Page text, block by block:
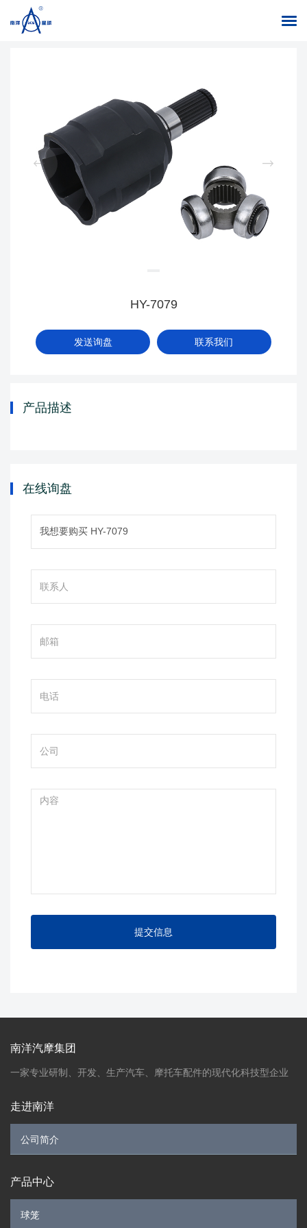
首页/产品中心 返回列表
HY-7079
发送询盘 联系我们
产品描述
在线询盘
南洋汽摩集团
一家专业研制、开发、生产汽车、摩托车配件的现代化科技型企业
走进南洋
产品中心